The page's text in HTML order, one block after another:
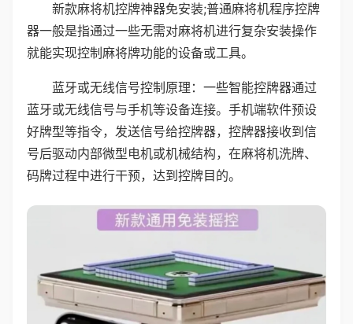
新款麻将机控牌神器免安装;普通麻将机程序控牌
器一般是指通过一些无需对麻将机进行复杂安装操作
就能实现控制麻将牌功能的设备或工具。
蓝牙或无线信号控制原理：一些智能控牌器通过
蓝牙或无线信号与手机等设备连接。手机端软件预设
好牌型等指令，发送信号给控牌器，控牌器接收到信
号后驱动内部微型电机或机械结构，在麻将机洗牌、
码牌过程中进行干预，达到控牌目的。